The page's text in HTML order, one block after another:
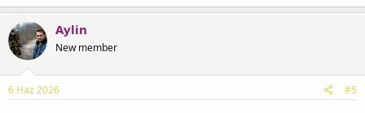
Aylin
New member
6 Haz 2026 #5